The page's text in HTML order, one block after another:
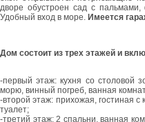
дворе обустроен сад с пальмами,
Удобный вход в море. Имеется
Дом состоит из трех этажей и
-первый этаж: кухня со столовой
морю, винный погреб, ванная
-второй этаж: прихожая, гостиная
туалет;
-третий этаж: 2 спальни, ванная